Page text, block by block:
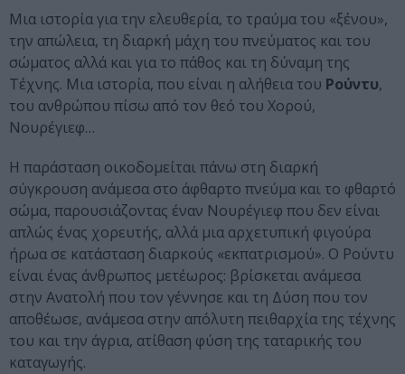
Μια ιστορία για την ελευθερία, το τραύμα του «ξένου»,
την απώλεια, τη διαρκή μάχη του πνεύματος και του
σώματος αλλά και για το πάθος και τη δύναμη της
Τέχνης. Μια ιστορία, που είναι η αλήθεια του Ρούντυ,
του ανθρώπου πίσω από τον θεό του Χορού,
Νουρέγιεφ…
Η παράσταση οικοδομείται πάνω στη διαρκή
σύγκρουση ανάμεσα στο άφθαρτο πνεύμα και το φθαρτό
σώμα, παρουσιάζοντας έναν Νουρέγιεφ που δεν είναι
απλώς ένας χορευτής, αλλά μια αρχετυπική φιγούρα
ήρωα σε κατάσταση διαρκούς «εκπατρισμού». Ο Ρούντυ
είναι ένας άνθρωπος μετέωρος: βρίσκεται ανάμεσα
στην Ανατολή που τον γέννησε και τη Δύση που τον
αποθέωσε, ανάμεσα στην απόλυτη πειθαρχία της τέχνης
του και την άγρια, ατίθαση φύση της ταταρικής του
καταγωγής.